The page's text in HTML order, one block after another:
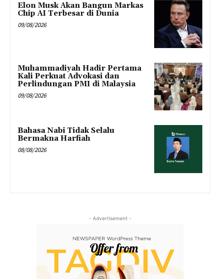
Elon Musk Akan Bangun Markas
Chip AI Terbesar di Dunia
09/08/2026
Muhammadiyah Hadir Pertama
Kali Perkuat Advokasi dan
Perlindungan PMI di Malaysia
09/08/2026
Bahasa Nabi Tidak Selalu
Bermakna Harfiah
08/08/2026
- Advertisement -